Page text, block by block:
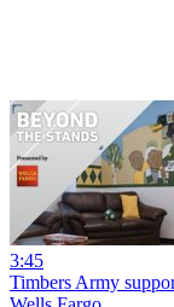
3:45
Timbers Army